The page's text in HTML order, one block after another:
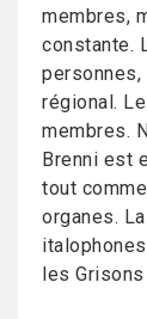
membres,
constante.
personnes,
régional.
membres.
Brenni est
tout
organes.
les